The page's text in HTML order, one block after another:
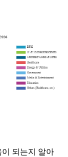
되는지 알아